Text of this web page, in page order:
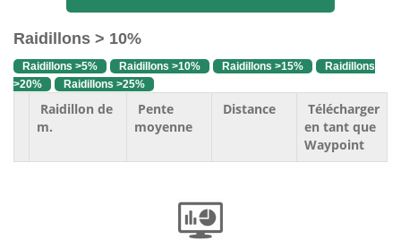
Raidillons > 10%
Raidillons >5% Raidillons >10% Raidillons >15%
Raidillons
>20%
Raidillons >25%
Raidillon de
m.
Pente
moyenne
Distance
Télécharger
en tant que
Waypoint